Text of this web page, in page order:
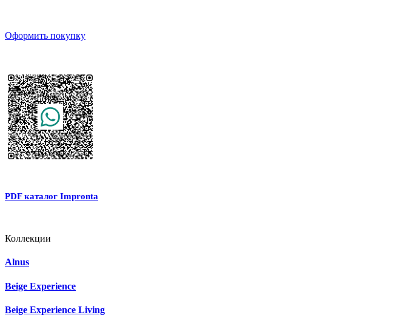
Оформить покупку
PDF каталог Impronta
Коллекции
Alnus
Beige Experience
Beige Experience Living